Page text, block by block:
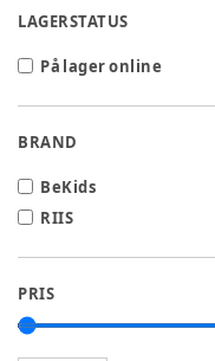
LAGERSTATUS
På lager online
BRAND
BeKids
RIIS
PRIS